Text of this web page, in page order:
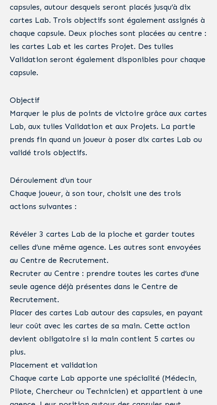
capsules, autour desquels seront placés jusqu’à dix
cartes Lab. Trois objectifs sont également assignés à
chaque capsule. Deux pioches sont placées au centre :
les cartes Lab et les cartes Projet. Des tuiles
Validation seront également disponibles pour chaque
capsule.
Objectif
Marquer le plus de points de victoire grâce aux cartes
Lab, aux tuiles Validation et aux Projets. La partie
prends fin quand un joueur à poser dix cartes Lab ou
validé trois objectifs.
Déroulement d’un tour
Chaque joueur, à son tour, choisit une des trois
actions suivantes :
Révéler 3 cartes Lab de la pioche et garder toutes
celles d’une même agence. Les autres sont envoyées
au Centre de Recrutement.
Recruter au Centre : prendre toutes les cartes d’une
seule agence déjà présentes dans le Centre de
Recrutement.
Placer des cartes Lab autour des capsules, en payant
leur coût avec les cartes de sa main. Cette action
devient obligatoire si la main contient 5 cartes ou
plus.
Placement et validation
Chaque carte Lab apporte une spécialité (Médecin,
Pilote, Chercheur ou Technicien) et appartient à une